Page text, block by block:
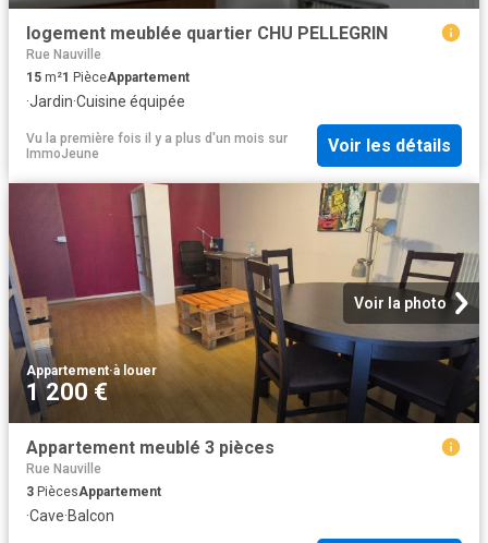
logement meublée quartier CHU PELLEGRIN
Rue Nauville
15 m²1 PièceAppartement
·Jardin·Cuisine équipée
Vu la première fois il y a plus d'un mois sur
ImmoJeune
Voir les détails
Voir la photo
Appartement·à louer
1 200 €
Appartement meublé 3 pièces
Rue Nauville
3 PiècesAppartement
·Cave·Balcon